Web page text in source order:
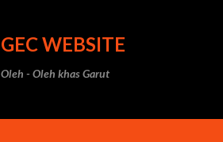
GEC WEBSITE
Oleh - Oleh khas Garut